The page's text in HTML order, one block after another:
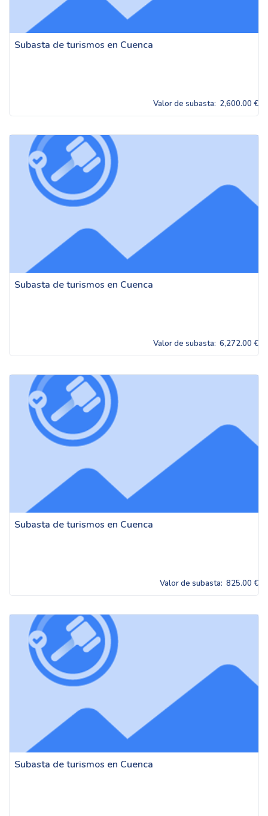
Subasta de turismos en Cuenca
Valor de subasta: 2,600.00 €
Subasta de turismos en Cuenca
Valor de subasta: 6,272.00 €
Subasta de turismos en Cuenca
Valor de subasta: 825.00 €
Subasta de turismos en Cuenca